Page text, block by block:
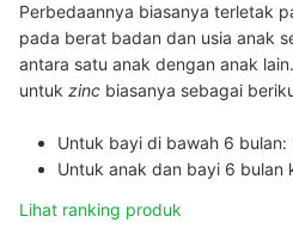
Perbedaannya biasanya terletak
pada berat badan dan usia anak
antara satu anak dengan anak
untuk zinc biasanya sebagai
Untuk bayi di bawah 6 bulan:
Untuk anak dan bayi 6 bulan
Lihat ranking produk